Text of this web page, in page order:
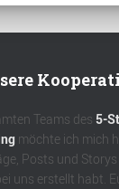
Teams des 5-
möchte ich mich
Posts und
uns erstellt habt.